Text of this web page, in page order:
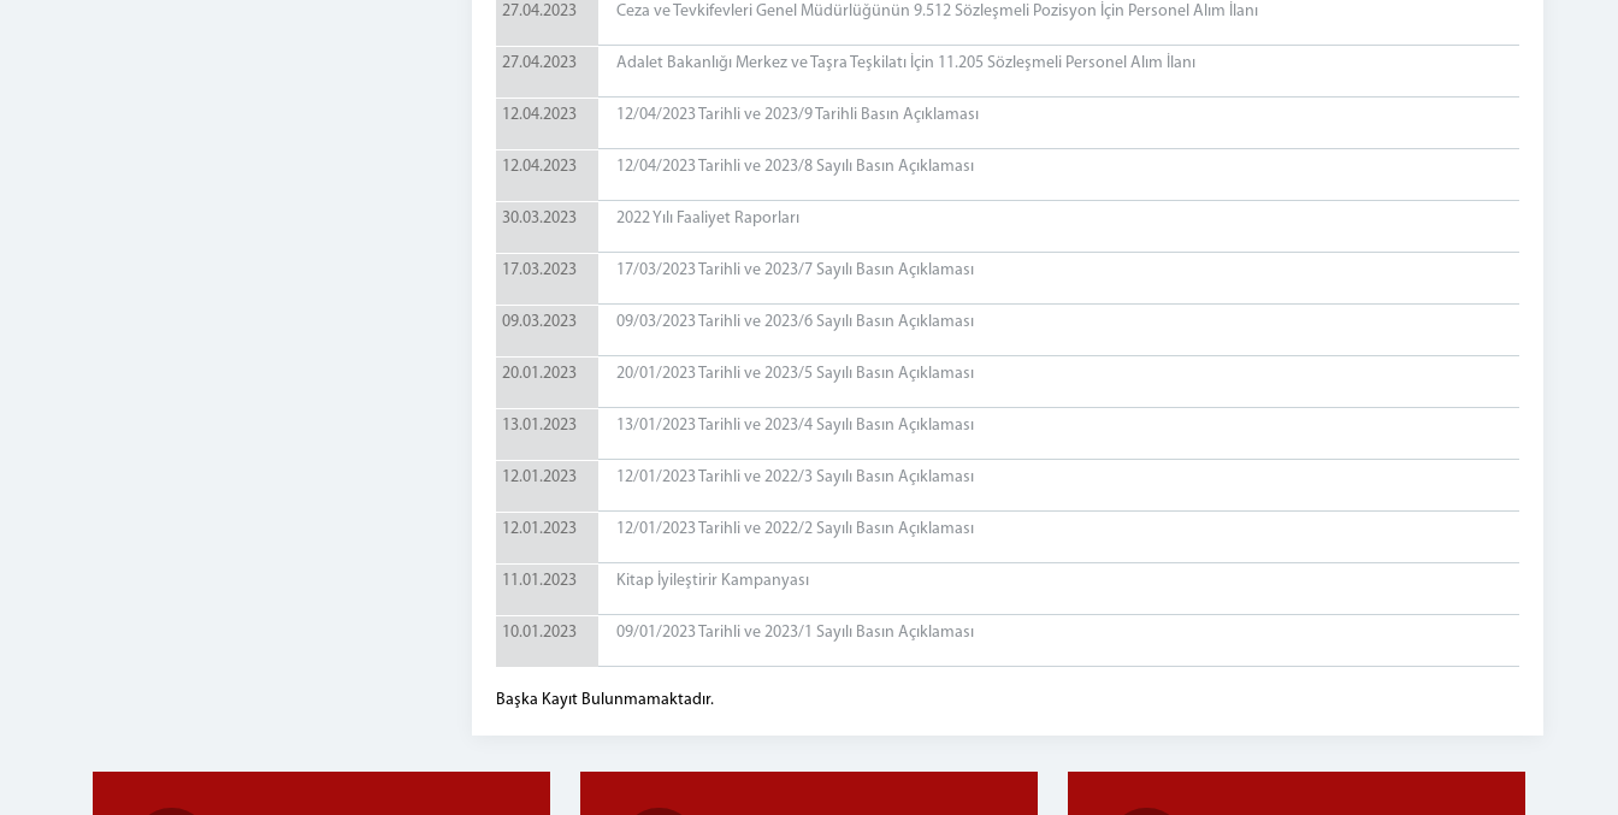
27.04.2023 Ceza ve Tevkifevleri Genel Müdürlüğünün 9.512 Sözleşmeli Pozisyon İçin Personel Alım İlanı
27.04.2023 Adalet Bakanlığı Merkez ve Taşra Teşkilatı İçin 11.205 Sözleşmeli Personel Alım İlanı
12.04.2023 12/04/2023 Tarihli ve 2023/9 Tarihli Basın Açıklaması
12.04.2023 12/04/2023 Tarihli ve 2023/8 Sayılı Basın Açıklaması
30.03.2023 2022 Yılı Faaliyet Raporları
17.03.2023 17/03/2023 Tarihli ve 2023/7 Sayılı Basın Açıklaması
09.03.2023 09/03/2023 Tarihli ve 2023/6 Sayılı Basın Açıklaması
20.01.2023 20/01/2023 Tarihli ve 2023/5 Sayılı Basın Açıklaması
13.01.2023 13/01/2023 Tarihli ve 2023/4 Sayılı Basın Açıklaması
12.01.2023 12/01/2023 Tarihli ve 2022/3 Sayılı Basın Açıklaması
12.01.2023 12/01/2023 Tarihli ve 2022/2 Sayılı Basın Açıklaması
11.01.2023 Kitap İyileştirir Kampanyası
10.01.2023 09/01/2023 Tarihli ve 2023/1 Sayılı Basın Açıklaması
Başka Kayıt Bulunmamaktadır.